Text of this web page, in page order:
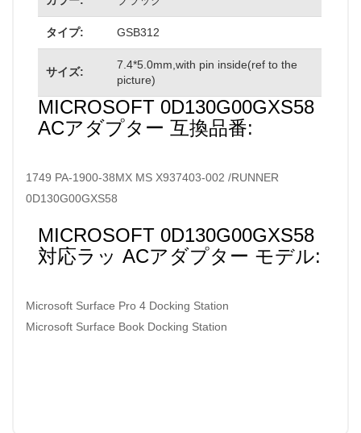
タイプ: GSB312
サイズ:
7.4*5.0mm,with pin inside(ref to the
picture)
MICROSOFT 0D130G00GXS58
ACアダプター 互換品番:
1749 PA-1900-38MX MS X937403-002 /RUNNER
0D130G00GXS58
MICROSOFT 0D130G00GXS58
対応ラッ ACアダプター モデル:
Microsoft Surface Pro 4 Docking Station
Microsoft Surface Book Docking Station